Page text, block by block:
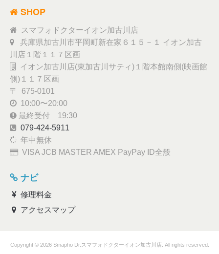
SHOP
スマフォドクターイオン加古川店
兵庫県加古川市平岡町新在家６１５－１ イオン加古
川店１階１１７区画
イオン加古川店(東加古川サティ)１階本館南側(映画館
側)１１７区画
〒 675-0101
10:00〜20:00
最終受付 19:30
079-424-5911
年中無休
VISA JCB MASTER AMEX PayPay ID全般
ナビ
修理料金
アクセスマップ
Copyright © 2026 Smapho Dr.スマフォドクターイオン加古川店. All rights reserved.